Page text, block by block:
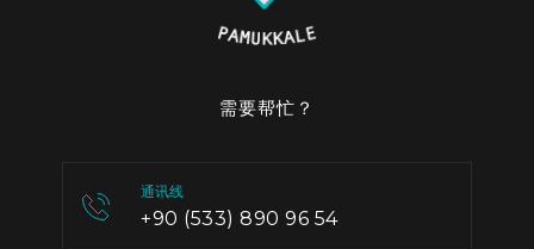
需要帮忙？
通讯线
+90 (533) 890 96 54